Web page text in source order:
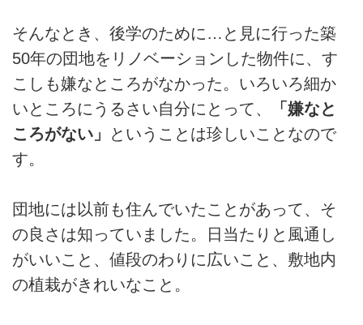
そんなとき、後学のために…と見に行った築
50年の団地をリノベーションした物件に、す
こしも嫌なところがなかった。いろいろ細か
いところにうるさい自分にとって、
「嫌なと
ころがない」
ということは珍しいことなので
す。
団地には以前も住んでいたことがあって、そ
の良さは知っていました。日当たりと風通し
がいいこと、値段のわりに広いこと、敷地内
の植栽がきれいなこと。